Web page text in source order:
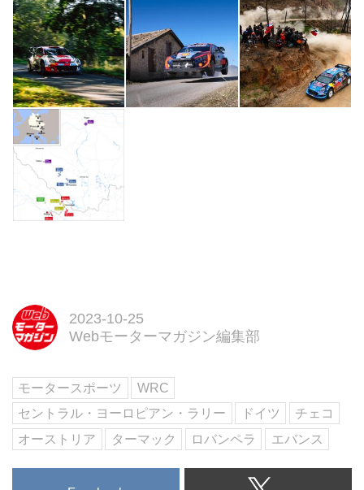
2023-10-25
Webモーターマガジン編集部
モータースポーツ
WRC
セントラル・ヨーロピアン・ラリー
ドイツ
チェコ
オーストリア
ターマック ロバンペラ エバンス